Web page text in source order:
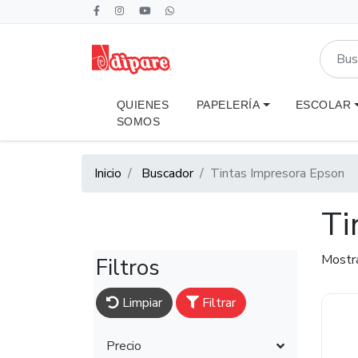
QUIENES
SOMOS
PAPELERÍA ESCOLAR
Inicio Buscador Tintas Impresora Epson
Filtros
Limpiar Filtrar
Precio